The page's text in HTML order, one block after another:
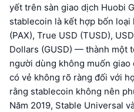
yết trên sàn giao dịch Huobi
stablecoin là kết hợp bốn
(PAX), True USD (TUSD),
Dollars (GUSD) — thành một
người dùng không muốn giao
có vẻ không rõ ràng đối với
rằng stablecoin không nên
Năm 2019, Stable Universal